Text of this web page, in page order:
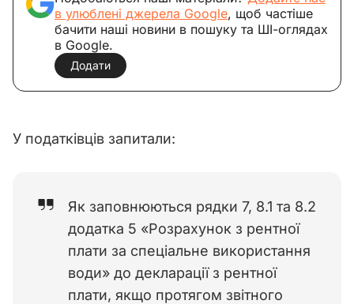
в улюблені джерела Google, щоб частіше
бачити наші новини в пошуку та ШІ-оглядах
в Google.
Додати
У податківців запитали:
Як заповнюються рядки 7, 8.1 та 8.2
додатка 5 «Розрахунок з рентної
плати за спеціальне використання
води» до декларації з рентної
плати, якщо протягом звітного